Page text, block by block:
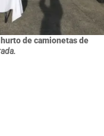
de camionetas de